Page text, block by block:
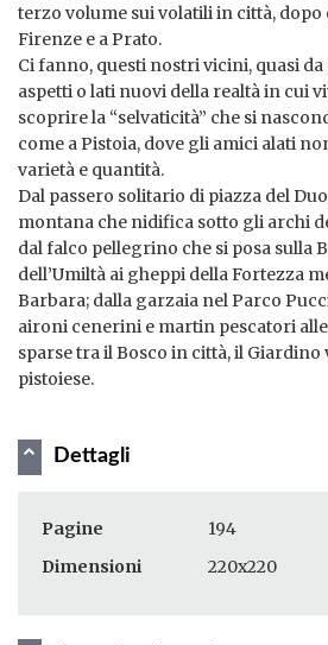
terzo volume sui volatili in città, dopo
Firenze e a Prato.
Ci fanno, questi nostri vicini, quasi
aspetti o lati nuovi della realtà in cui
scoprire la “selvaticità” che si
come a Pistoia, dove gli amici alati
varietà e quantità.
Dal passero solitario di piazza del
montana che nidifica sotto gli archi
dal falco pellegrino che si posa sulla
dell’Umiltà ai gheppi della Fortezza
Barbara; dalla garzaia nel Parco
aironi cenerini e martin pescatori
sparse tra il Bosco in città, il Giardino
pistoiese.
Dettagli
Pagine
194
Dimensioni
220x220